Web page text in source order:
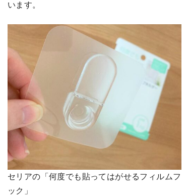
います。
セリアの「何度でも貼ってはがせるフィルムフ
ック」